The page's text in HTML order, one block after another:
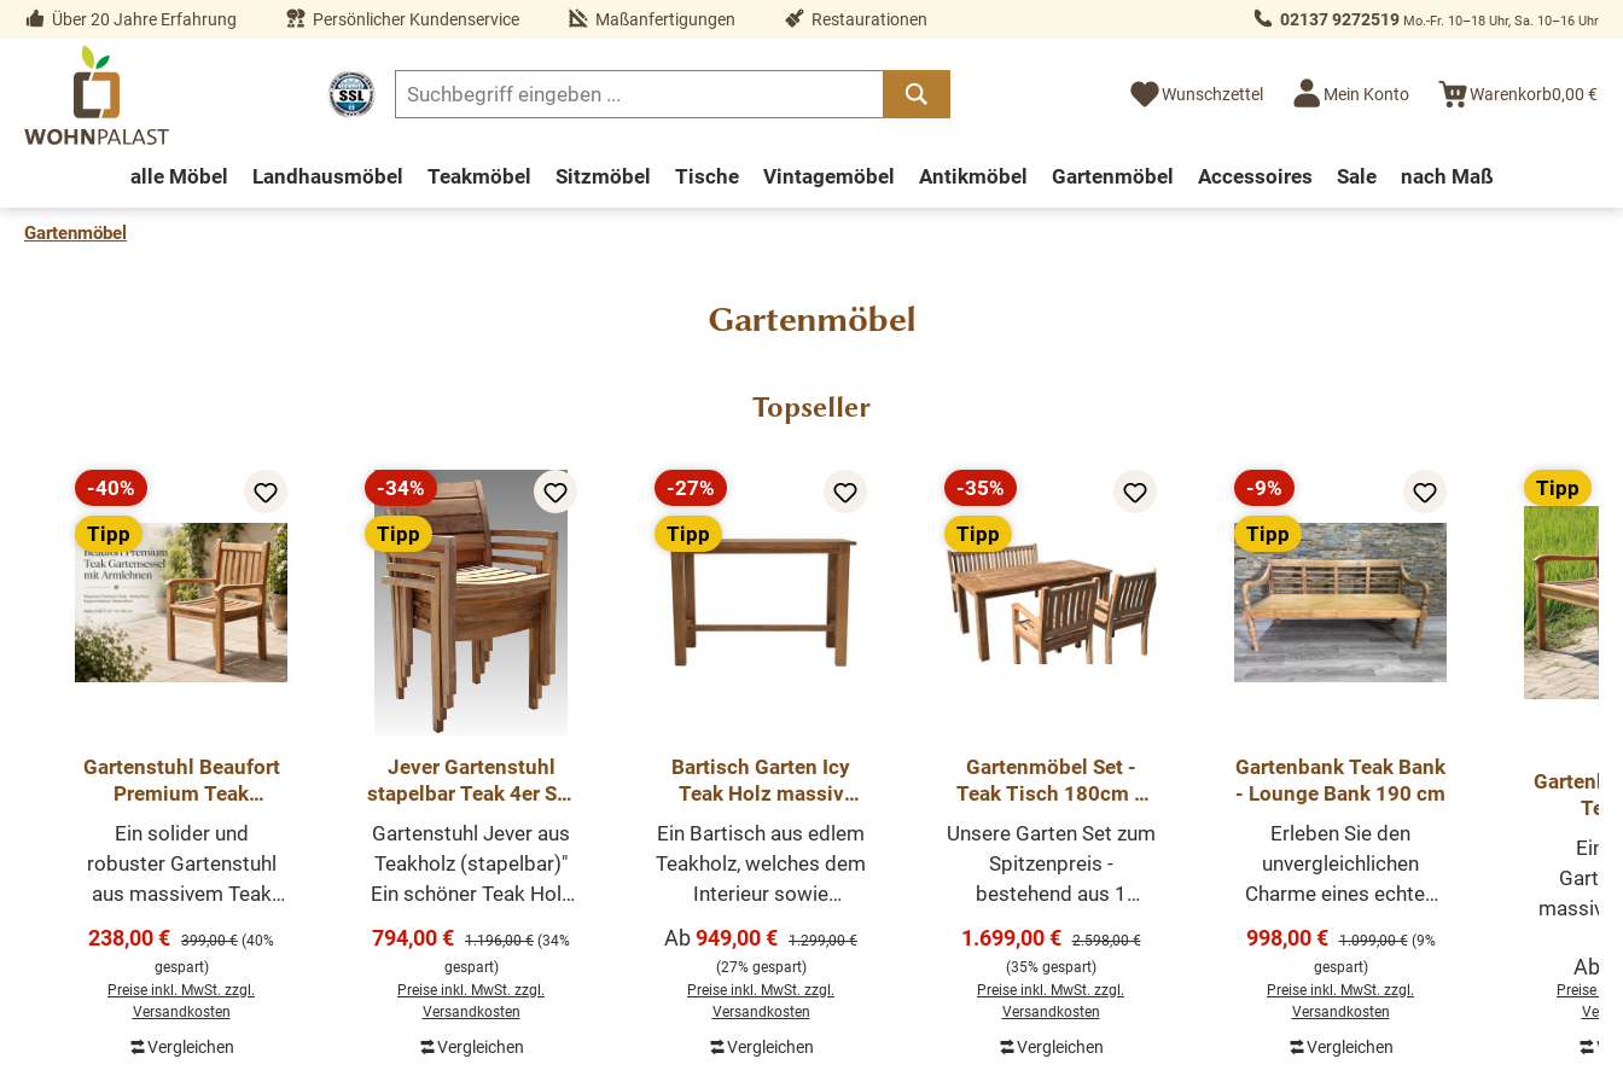
Zur Hauptnavigation springen
Über 20 Jahre Erfahrung Persönlicher Kundenservice Maßanfertigungen Restaurationen 02137 9272519 Mo.-Fr. 10–18 Uhr, Sa. 10–16 Uhr
Wunschzettel Mein Konto Warenkorb0,00 €
alle Möbel Landhausmöbel Teakmöbel Sitzmöbel Tische Vintagemöbel Antikmöbel Gartenmöbel Accessoires Sale nach Maß
Gartenmöbel
Gartenmöbel
Topseller
Rabatt
-40%
Tipp
Gartenstuhl Beaufort
Premium Teak
Gartensessel mit
Armlehnen
Ein solider und
robuster Gartenstuhl
aus massivem Teak
ergonomisch geformte
Sitz- und Rückenfläche
und bietet Ihnen
dadurch einen hohen
Verkaufspreis:
238,00 € Regulärer Preis:
399,00 € (40%
gespart)
Preise inkl. MwSt. zzgl.
Versandkosten
Vergleichen
In den Warenkorb
Rabatt
-34%
Tipp
Jever Gartenstuhl
stapelbar Teak 4er Set
Teakholz Stuhl
Outdoor
Gartenstuhl Jever aus
Teakholz (stapelbar)"
Ein schöner Teak Holz
Teak Gartenstühle
wurden aus massivem
Teak hergestellt und
sind stapelbar. Die
Verkaufspreis:
794,00 € Regulärer Preis:
1.196,00 € (34%
gespart)
Preise inkl. MwSt. zzgl.
Versandkosten
Vergleichen
In den Warenkorb
Rabatt
-27%
Tipp
Bartisch Garten Icy
Teak Holz massiv
Outdoor Tisch
Stehtisch Teak Möbel
Ein Bartisch aus edlem
Teakholz, welches dem
Interieur sowie
Exterieur eine warme
Atmosphäre verleiht,
wobei ihre gute
Qualität sie besonders
langlebig macht.
Verkaufspreis:
Ab949,00 € Regulärer Preis:
1.299,00 €
(27% gespart)
Preise inkl. MwSt. zzgl.
Versandkosten
Vergleichen
Rabatt
-35%
Tipp
Gartenmöbel Set -
Teak Tisch 180cm +
Gartenstühle Beaufort
Teakmöbel Outdoor
Unsere Garten Set zum
Spitzenpreis -
bestehend aus 1
180x90 cm, 1 x Bank
Beaufort 150 cm, 2
Stühle Beaufort. Eine
schönes Gartenmöbel
Verkaufspreis:
1.699,00 € Regulärer Preis:
2.598,00 €
(35% gespart)
Preise inkl. MwSt. zzgl.
Versandkosten
Vergleichen
In den Warenkorb
Rabatt
-9%
Tipp
Gartenbank Teak Bank
- Lounge Bank 190 cm
Erleben Sie den
unvergleichlichen
Charme eines echten
Teakmöbels! Diese
handgefertigte Bali
Teak Bank wurde von
traditionellen
Verkaufspreis:
998,00 € Regulärer Preis:
1.099,00 € (9%
gespart)
Preise inkl. MwSt. zzgl.
Versandkosten
Vergleichen
In den Warenkorb
Tipp
Teak
Eine
und
draußen
Ab
Preise